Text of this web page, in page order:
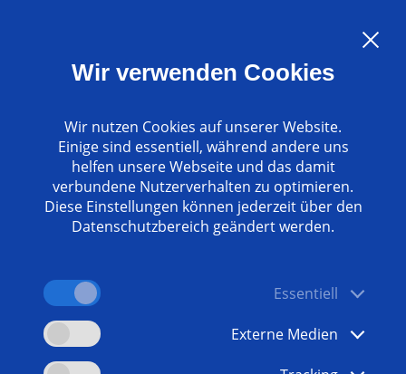
DE
Kontakt www.emag.com
Wir verwenden Cookies
Wir nutzen Cookies auf unserer Website.
Einige sind essentiell, während andere uns
helfen unsere Webseite und das damit
verbundene Nutzerverhalten zu optimieren.
Diese Einstellungen können jederzeit über den
Datenschutzbereich geändert werden.
Essentiell
Externe Medien